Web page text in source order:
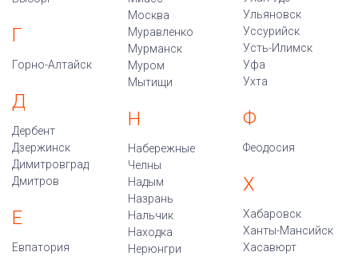
Г
Горно-Алтайск
Д
Дербент
Дзержинск
Димитровград
Дмитров
Е
Евпатория
Москва
Муравленко
Мурманск
Муром
Мытищи
Н
Набережные
Челны
Надым
Назрань
Нальчик
Находка
Нерюнгри
Ульяновск
Уссурийск
Усть-Илимск
Уфа
Ухта
Ф
Феодосия
Х
Хабаровск
Ханты-Мансийск
Хасавюрт